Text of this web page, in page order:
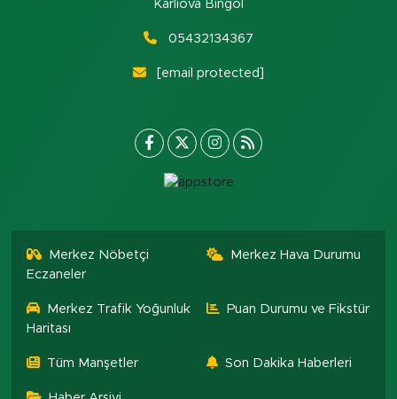
Karlıova Bingöl
05432134367
[email protected]
Merkez Nöbetçi
Eczaneler
Merkez Hava Durumu
Merkez Trafik Yoğunluk
Haritası
Puan Durumu ve Fikstür
Tüm Manşetler Son Dakika Haberleri